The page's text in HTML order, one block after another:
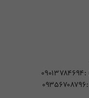
:۰۹۰۱۳۷۸۴۶۹۴
۰۹۳۵۶۷۰۸۷۹۶